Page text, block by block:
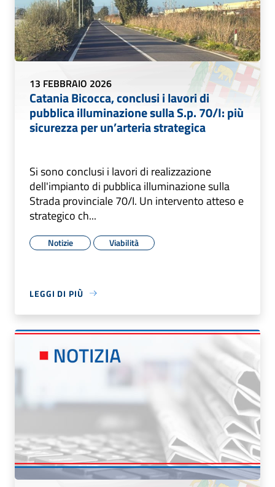
13 FEBBRAIO 2026
Catania Bicocca, conclusi i lavori di
pubblica illuminazione sulla S.p. 70/I: più
sicurezza per un’arteria strategica
Si sono conclusi i lavori di realizzazione
dell'impianto di pubblica illuminazione sulla
Strada provinciale 70/I. Un intervento atteso e
strategico ch...
Notizie Viabilità
LEGGI DI PIÙ